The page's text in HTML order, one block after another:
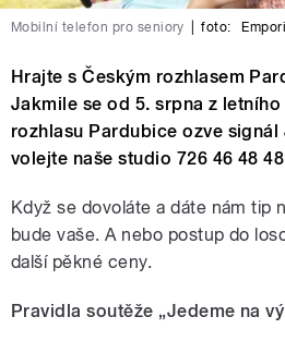
Mobilní telefon pro seniory foto:
Hrajte s Českým rozhlasem
Jakmile se od 5. srpna z
rozhlasu Pardubice ozve signál
volejte naše studio 726 46 48
Když se dovoláte a dáte nám tip
bude vaše. A nebo postup do
další pěkné ceny.
Pravidla soutěže „Jedeme na